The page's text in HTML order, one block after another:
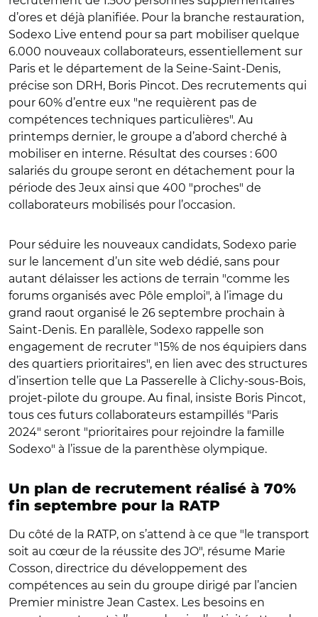
d’ores et déjà planifiée. Pour la branche restauration,
Sodexo Live entend pour sa part mobiliser quelque
6.000 nouveaux collaborateurs, essentiellement sur
Paris et le département de la Seine-Saint-Denis,
précise son DRH, Boris Pincot. Des recrutements qui
pour 60% d’entre eux "ne requièrent pas de
compétences techniques particulières". Au
printemps dernier, le groupe a d’abord cherché à
mobiliser en interne. Résultat des courses : 600
salariés du groupe seront en détachement pour la
période des Jeux ainsi que 400 "proches" de
collaborateurs mobilisés pour l’occasion.
Pour séduire les nouveaux candidats, Sodexo parie
sur le lancement d’un site web dédié, sans pour
autant délaisser les actions de terrain "comme les
forums organisés avec Pôle emploi", à l’image du
grand raout organisé le 26 septembre prochain à
Saint-Denis. En parallèle, Sodexo rappelle son
engagement de recruter "15% de nos équipiers dans
des quartiers prioritaires", en lien avec des structures
d’insertion telle que La Passerelle à Clichy-sous-Bois,
projet-pilote du groupe. Au final, insiste Boris Pincot,
tous ces futurs collaborateurs estampillés "Paris
2024" seront "prioritaires pour rejoindre la famille
Sodexo" à l’issue de la parenthèse olympique.
Un plan de recrutement réalisé à 70%
fin septembre pour la RATP
Du côté de la RATP, on s’attend à ce que "le transport
soit au cœur de la réussite des JO", résume Marie
Cosson, directrice du développement des
compétences au sein du groupe dirigé par l’ancien
Premier ministre Jean Castex. Les besoins en